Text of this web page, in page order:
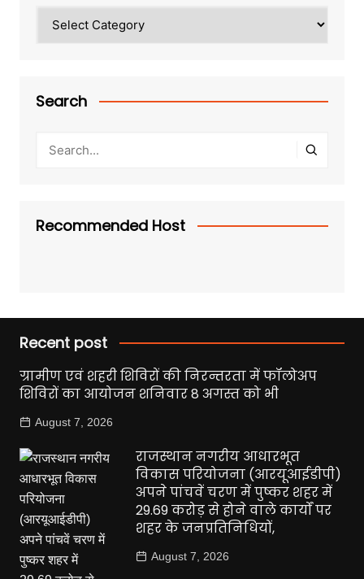
Search
Recommended Host
Recent post
ग्रामीण एवं शहरी शिविरों की निरन्तरता में फॉलोअप
शिविरों का आयोजन शनिवार 8 अगस्त को भी
August 7, 2026
राजस्थान नगरीय आधारभूत
विकास परियोजना (आरयूआईडीपी)
अपने पांचवें चरण में पुष्कर शहर में
29.69 करोड़ से होने वाले कार्यों पर
शहर के जनप्रतिनिधियों,
August 7, 2026